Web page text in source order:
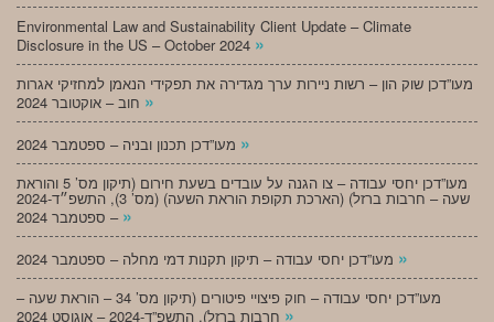
Environmental Law and Sustainability Client Update – Climate
Disclosure in the US – October 2024 »
מעו”דכן שוק הון – רשות ניירות ערך מגדירה את תפקידי הנאמן למחזיקי אגרות
»
»
מעו”דכן יחסי עבודה – צו הגנה על עובדים בשעת חירום (תיקון מס’ 5 והוראת
שעה – חרבות ברזל) (הארכת תקופת הוראת השעה) (מס’ 3), התשפ״ד-2024
– ספטמבר 2024 »
»
מעו”דכן יחסי עבודה – חוק פיצויי פיטורים (תיקון מס’ 34 – הוראת שעה –
»